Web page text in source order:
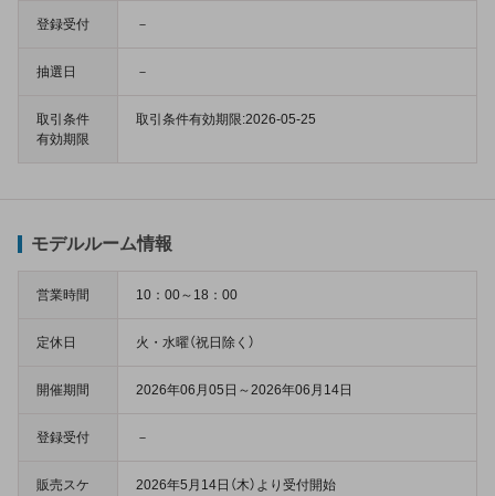
登録受付 －
抽選日 －
取引条件
有効期限
取引条件有効期限:2026-05-25
モデルルーム情報
営業時間 10：00～18：00
定休日 火・水曜（祝日除く）
開催期間 2026年06月05日～2026年06月14日
登録受付 －
販売スケ
2026年5月14日（木）より受付開始